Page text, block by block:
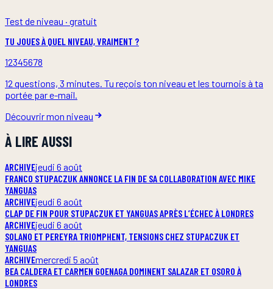
Test de niveau · gratuit
TU JOUES À QUEL NIVEAU, VRAIMENT ?
12345678
12 questions, 3 minutes. Tu reçois ton niveau et les tournois à ta
portée par e-mail.
Découvrir mon niveau
À LIRE AUSSI
ARCHIVEjeudi 6 août
FRANCO STUPACZUK ANNONCE LA FIN DE SA COLLABORATION AVEC MIKE
YANGUAS
ARCHIVEjeudi 6 août
CLAP DE FIN POUR STUPACZUK ET YANGUAS APRÈS L’ÉCHEC À LONDRES
ARCHIVEjeudi 6 août
SOLANO ET PEREYRA TRIOMPHENT, TENSIONS CHEZ STUPACZUK ET
YANGUAS
ARCHIVEmercredi 5 août
BEA CALDERA ET CARMEN GOENAGA DOMINENT SALAZAR ET OSORO À
LONDRES